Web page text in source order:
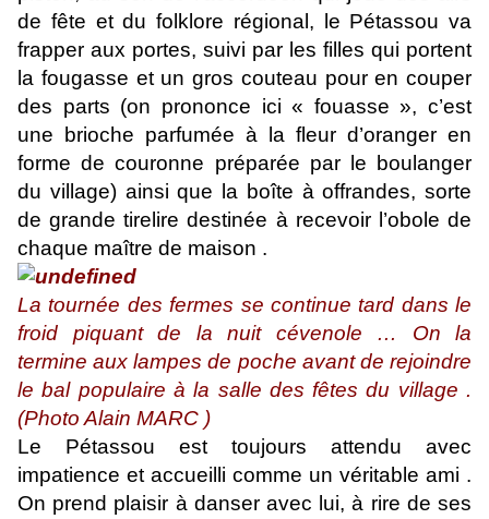
de fête et du folklore régional, le Pétassou va
frapper aux portes, suivi par les filles qui portent
la fougasse et un gros couteau pour en couper
des parts (on prononce ici « fouasse », c’est
une brioche parfumée à la fleur d’oranger en
forme de couronne préparée par le boulanger
du village) ainsi que la boîte à offrandes, sorte
de grande tirelire destinée à recevoir l’obole de
chaque maître de maison .
La tournée des fermes se continue tard dans le
froid piquant de la nuit cévenole … On la
termine aux lampes de poche avant de rejoindre
le bal populaire à la salle des fêtes du village .
(Photo Alain MARC )
Le Pétassou est toujours attendu avec
impatience et accueilli comme un véritable ami .
On prend plaisir à danser avec lui, à rire de ses